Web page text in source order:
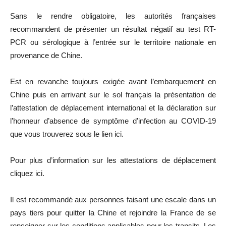
Sans le rendre obligatoire, les autorités françaises
recommandent de présenter un résultat négatif au test RT-
PCR ou sérologique à l’entrée sur le territoire nationale en
provenance de Chine.
Est en revanche toujours exigée avant l’embarquement en
Chine puis en arrivant sur le sol français la présentation de
l’attestation de déplacement international et la déclaration sur
l’honneur d’absence de symptôme d’infection au COVID-19
que vous trouverez sous le lien ici.
Pour plus d’information sur les attestations de déplacement
cliquez ici.
Il est recommandé aux personnes faisant une escale dans un
pays tiers pour quitter la Chine et rejoindre la France de se